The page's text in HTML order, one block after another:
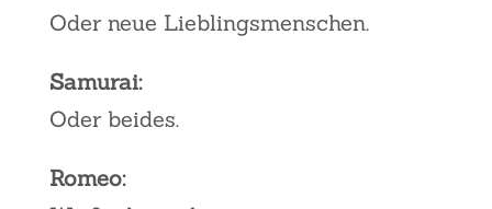
Oder neue Lieblingsmenschen.
Samurai:
Oder beides.
Romeo: